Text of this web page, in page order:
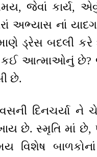
જેવાં કાર્ય,
નાં
ડ્રેસ બદલી કરે
કઈ આત્માઓનું
છે.
દિનચર્યા
છે. સ્મૃતિ માં
બાળકોનાં